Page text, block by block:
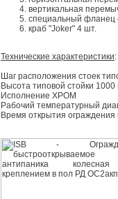
вертикальная
специальный фланец
краб "Joker" 4 шт.
Технические характеристики:
Шаг расположения стоек
Высота типовой стойки
Исполнение ХРОМ
Рабочий температурный
Время открытия ограждения